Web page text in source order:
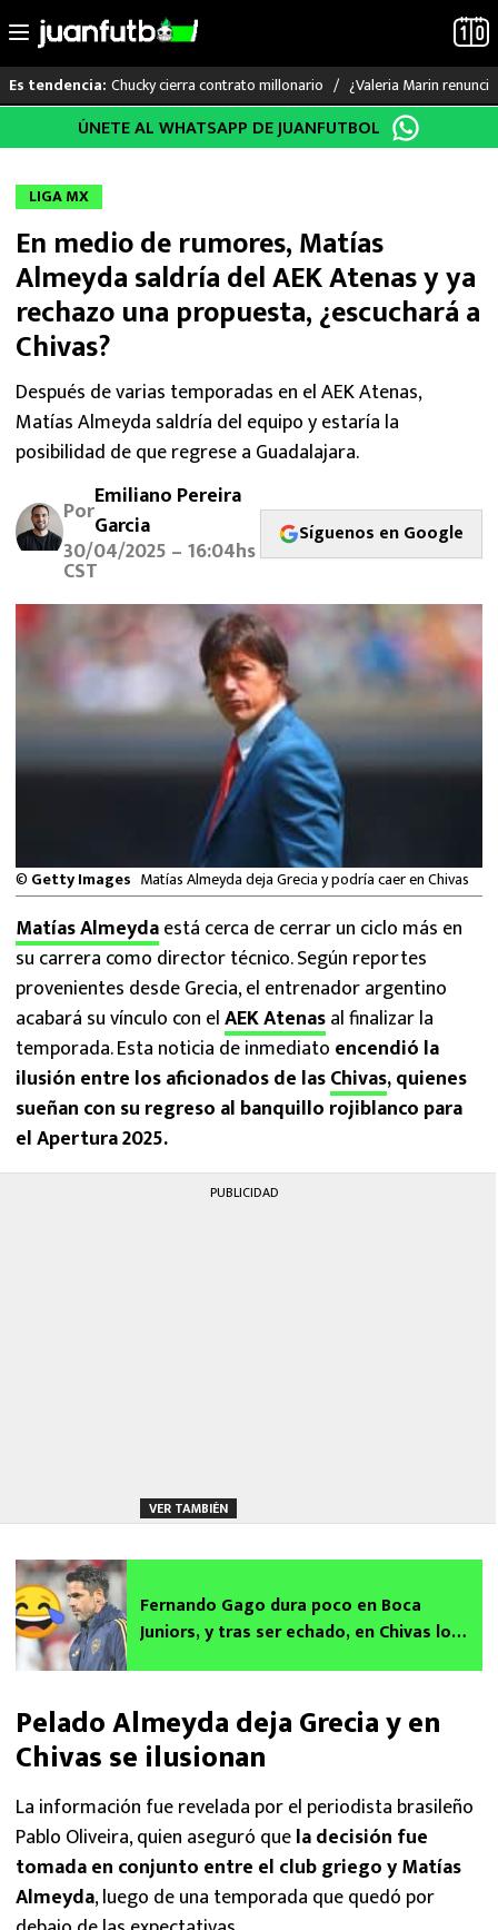
al
Es tendencia: Chucky cierra contrato millonario ¿Valeria Marin
LO ÚLTIMO
LIGA MX
RAYADOS
PUMAS
ATLANTE
SELECCIÓN MEXICANA
FUTBOL INTERNACIONAL
MEXICANOS EN EL EXTRANJERO
FUTBOL ESTUFA
FÓRMULA 1
BOXEO
LIGA MX
ÚNETE AL WHATSAPP DE JUANFUTBOL
LIGA MX
En medio de rumores, Matías
Almeyda saldría del AEK Atenas y ya
rechazo una propuesta, ¿escuchará a
Chivas?
Después de varias temporadas en el AEK Atenas,
Matías Almeyda saldría del equipo y estaría la
posibilidad de que regrese a Guadalajara.
PorEmiliano Pereira
Garcia
30/04/2025 – 16:04hs
CST
Síguenos en Google
© Getty Images Matías Almeyda deja Grecia y podría caer en Chivas
Matías Almeydaestá cerca de cerrar un ciclo más en
su carrera como director técnico. Según reportes
provenientes desde Grecia, el entrenador argentino
acabará su vínculo con elAEK Atenasal finalizar la
temporada. Esta noticia de inmediato encendió la
ilusión entre los aficionados de lasChivas, quienes
sueñan con su regreso al banquillo rojiblanco para
el Apertura 2025.
PUBLICIDAD
VER TAMBIÉN
Fernando Gago dura poco en Boca
Juniors, y tras ser echado, en Chivas lo
Pelado Almeyda deja Grecia y en
Chivas se ilusionan
La información fue revelada por el periodista brasileño
Pablo Oliveira, quien aseguró quela decisión fue
tomada en conjunto entre el club griego y Matías
Almeyda, luego de una temporada que quedó por